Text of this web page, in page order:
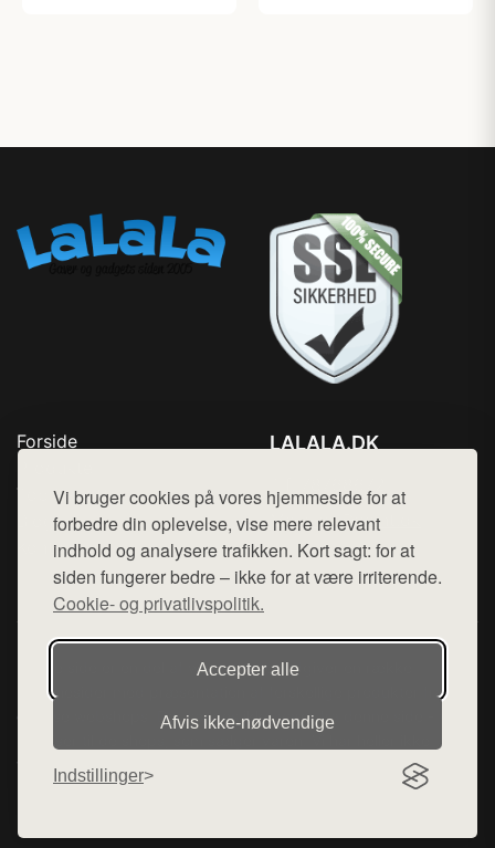
Vi bruger cookies på vores hjemmeside for at
forbedre din oplevelse, vise mere relevant
indhold og analysere trafikken. Kort sagt: for at
siden fungerer bedre – ikke for at være irriterende.
Cookie- og privatlivspolitik.
Accepter alle
Afvis ikke‑nødvendige
Indstillinger
Forside
Top Rabatter
Blog
Kontakt
LALALA.DK
Mail: hej@want.dk
Cookie- og privatlivspolitik
Denne side er en del af want.dk, der udgiver en række
hjemmesider med præsentation af forskellige produkter fra
diverse webshops. Der sælges ikke varer fra denne side - vi
varerne på lager.